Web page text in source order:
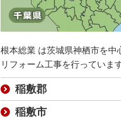
根本総業 は茨城県神栖市を中
リフォーム工事を行っています
稲敷郡
稲敷市